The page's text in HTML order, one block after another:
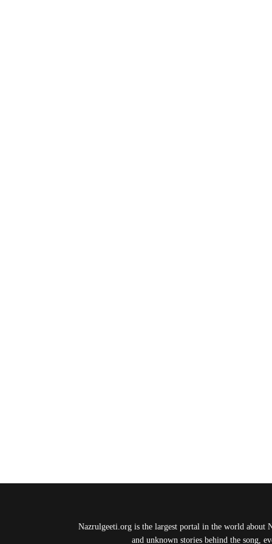
Nazrulgeeti.org is the largest portal in the world
and unknown stories behind the song,